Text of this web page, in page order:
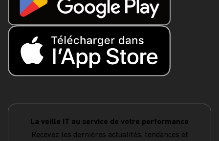
La veille IT au service de votre performance
Recevez les dernières actualités, tendances et